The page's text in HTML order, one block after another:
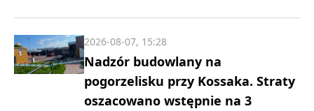
Nadzór budowlany na
pogorzelisku przy Kossaka. Straty
oszacowano wstępnie na 3
2026-08-07, 15:28